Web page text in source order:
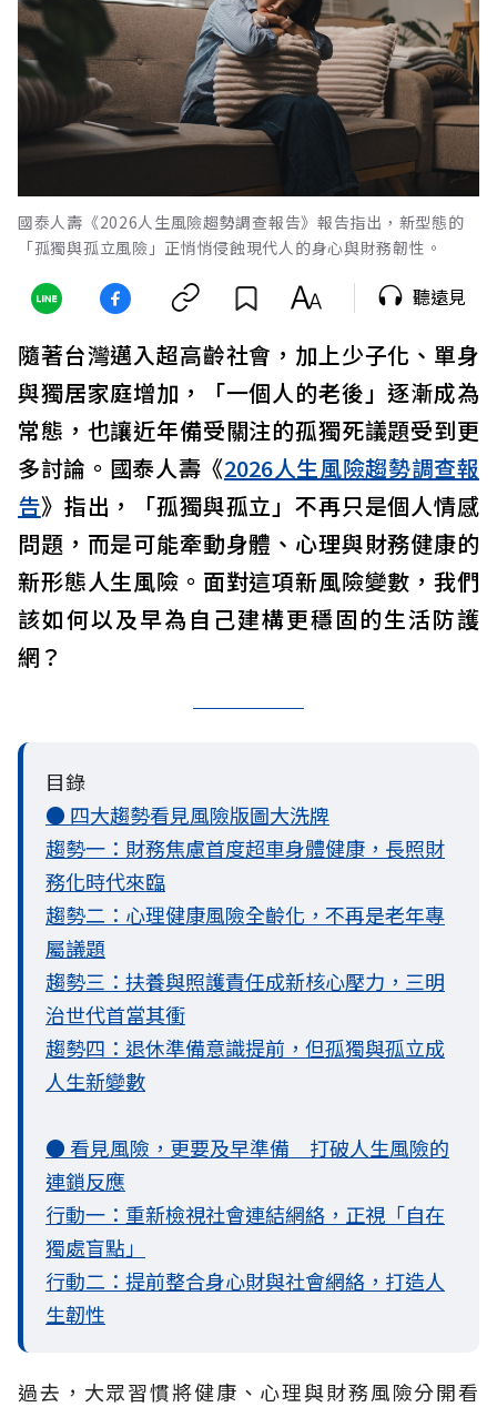
國泰人壽《2026人生風險趨勢調查報告》報告指出，新型態的
「孤獨與孤立風險」正悄悄侵蝕現代人的身心與財務韌性。
聽遠見
隨著台灣邁入超高齡社會，加上少子化、單身
與獨居家庭增加，「一個人的老後」逐漸成為
常態，也讓近年備受關注的孤獨死議題受到更
多討論。國泰人壽《2026人生風險趨勢調查報
告》指出，「孤獨與孤立」不再只是個人情感
問題，而是可能牽動身體、心理與財務健康的
新形態人生風險。面對這項新風險變數，我們
該如何以及早為自己建構更穩固的生活防護
網？
目錄
● 四大趨勢看見風險版圖大洗牌
趨勢一：財務焦慮首度超車身體健康，長照財
務化時代來臨
趨勢二：心理健康風險全齡化，不再是老年專
屬議題
趨勢三：扶養與照護責任成新核心壓力，三明
治世代首當其衝
趨勢四：退休準備意識提前，但孤獨與孤立成
人生新變數
● 看見風險，更要及早準備 打破人生風險的
連鎖反應
行動一：重新檢視社會連結網絡，正視「自在
獨處盲點」
行動二：提前整合身心財與社會網絡，打造人
生韌性
過去，大眾習慣將健康、心理與財務風險分開看